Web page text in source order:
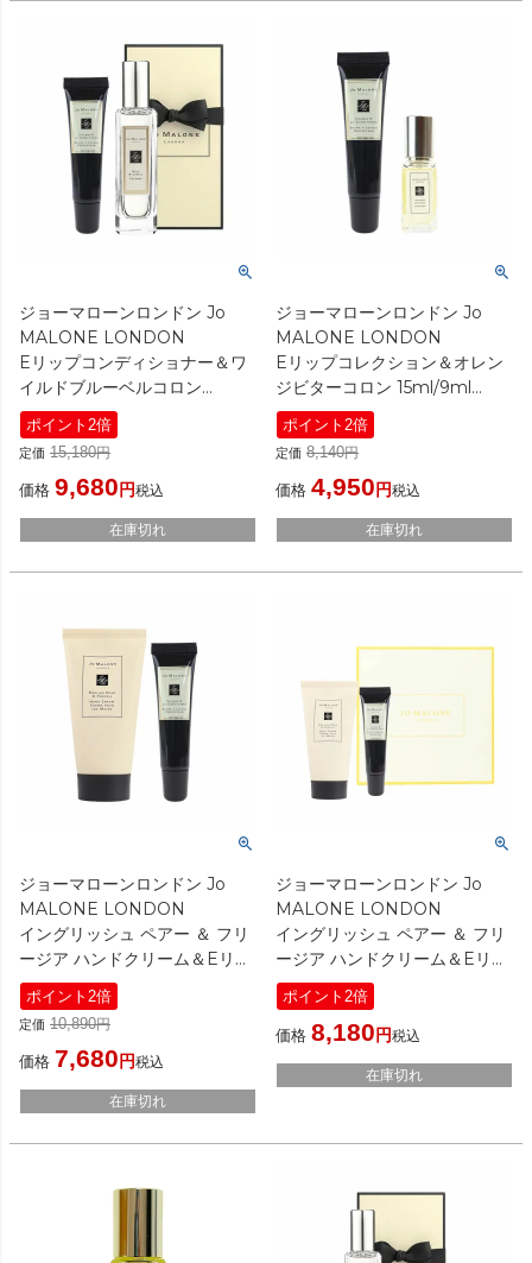
ジョーマローンロンドン Jo
MALONE LONDON
Eリップコンディショナー＆ワ
イルドブルーベルコロン
15ml/30ml（ギフトボックス入
り・ショッパー付き）
[ セット/キット ]
ポイント2倍
定価 15,180
価格 9,680 税込
在庫切れ
ジョーマローンロンドン Jo
MALONE LONDON
Eリップコレクション＆オレン
ジビターコロン 15ml/9ml
[ セット/キット ]
ポイント2倍
定価 8,140
価格 4,950 税込
在庫切れ
ジョーマローンロンドン Jo
MALONE LONDON
イングリッシュ ペアー ＆ フリ
ージア ハンドクリーム＆Eリッ
プコレクション 50ml/15ml
[ スキンケアセット ]
ポイント2倍
定価 10,890
価格 7,680 税込
在庫切れ
ジョーマローンロンドン Jo
MALONE LONDON
イングリッシュ ペアー ＆ フリ
ージア ハンドクリーム＆Eリッ
プコレクション
50ml/15ml（ギフトボックス入
り・ショッパー付き）
[ スキンケアセット]
ポイント2倍
価格 8,180 税込
在庫切れ